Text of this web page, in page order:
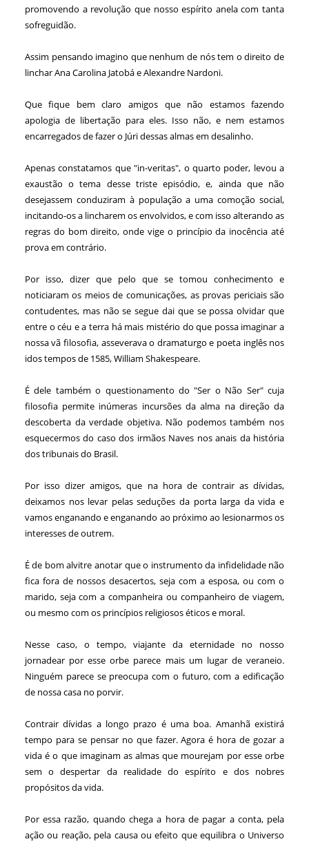
promovendo a revolução que nosso espírito anela com tanta
sofreguidão.
Assim pensando imagino que nenhum de nós tem o direito de
linchar Ana Carolina Jatobá e Alexandre Nardoni.
Que fique bem claro amigos que não estamos fazendo
apologia de libertação para eles. Isso não, e nem estamos
encarregados de fazer o Júri dessas almas em desalinho.
Apenas constatamos que "in-veritas", o quarto poder, levou a
exaustão o tema desse triste episódio, e, ainda que não
desejassem conduziram à população a uma comoção social,
incitando-os a lincharem os envolvidos, e com isso alterando as
regras do bom direito, onde vige o princípio da inocência até
prova em contrário.
Por isso, dizer que pelo que se tomou conhecimento e
noticiaram os meios de comunicações, as provas periciais são
contudentes, mas não se segue dai que se possa olvidar que
entre o céu e a terra há mais mistério do que possa imaginar a
nossa vã filosofia, asseverava o dramaturgo e poeta inglês nos
idos tempos de 1585, William Shakespeare.
É dele também o questionamento do "Ser o Não Ser" cuja
filosofia permite inúmeras incursões da alma na direção da
descoberta da verdade objetiva. Não podemos também nos
esquecermos do caso dos irmãos Naves nos anais da história
dos tribunais do Brasil.
Por isso dizer amigos, que na hora de contrair as dívidas,
deixamos nos levar pelas seduções da porta larga da vida e
vamos enganando e enganando ao próximo ao lesionarmos os
interesses de outrem.
É de bom alvitre anotar que o instrumento da infidelidade não
fica fora de nossos desacertos, seja com a esposa, ou com o
marido, seja com a companheira ou companheiro de viagem,
ou mesmo com os princípios religiosos éticos e moral.
Nesse caso, o tempo, viajante da eternidade no nosso
jornadear por esse orbe parece mais um lugar de veraneio.
Ninguém parece se preocupa com o futuro, com a edificação
de nossa casa no porvir.
Contrair dívidas a longo prazo é uma boa. Amanhã existirá
tempo para se pensar no que fazer. Agora é hora de gozar a
vida é o que imaginam as almas que mourejam por esse orbe
sem o despertar da realidade do espírito e dos nobres
propósitos da vida.
Por essa razão, quando chega a hora de pagar a conta, pela
ação ou reação, pela causa ou efeito que equilibra o Universo